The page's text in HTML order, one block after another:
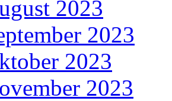
2023
2023
2023
2023